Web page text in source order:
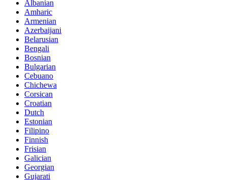
Albanian
Amharic
Armenian
Azerbaijani
Belarusian
Bengali
Bosnian
Bulgarian
Cebuano
Chichewa
Corsican
Croatian
Dutch
Estonian
Filipino
Finnish
Frisian
Galician
Georgian
Gujarati